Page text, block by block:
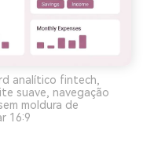
analítico fintech,
suave, navegação
moldura de
16:9